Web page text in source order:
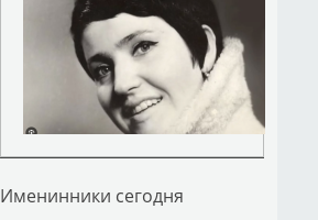
Именинники сегодня